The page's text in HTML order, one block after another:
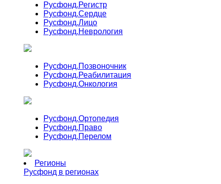
Русфонд.Регистр
Русфонд.Сердце
Русфонд.Лицо
Русфонд.Неврология
Русфонд.Позвоночник
Русфонд.Реабилитация
Русфонд.Онкология
Русфонд.Ортопедия
Русфонд.Право
Русфонд.Перелом
Регионы
Русфонд в регионах